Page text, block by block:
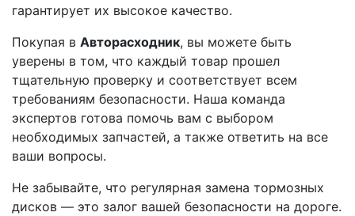
гарантирует их высокое качество.
Покупая в Авторасходник, вы можете быть
уверены в том, что каждый товар прошел
тщательную проверку и соответствует всем
требованиям безопасности. Наша команда
экспертов готова помочь вам с выбором
необходимых запчастей, а также ответить на все
ваши вопросы.
Не забывайте, что регулярная замена тормозных
дисков — это залог вашей безопасности на дороге.